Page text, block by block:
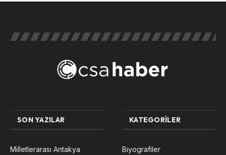
SON YAZILAR
Milletlerarası Antakya
KATEGORILER
Biyografiler